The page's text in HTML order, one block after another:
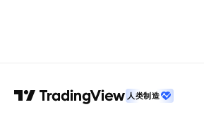
人类制造